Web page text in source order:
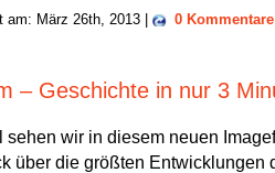
am: März 26th, 2013 | 0 Kommentare
– Geschichte in nur 3
sehen wir in diesem neuen
über die größten Entwicklungen